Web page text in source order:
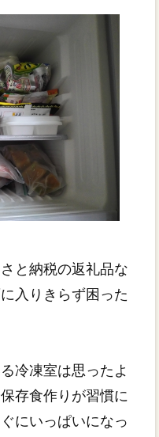
と納税の返礼品な
入りきらず困った
冷凍室は思ったよ
存食作りが習慣に
にいっぱいになっ